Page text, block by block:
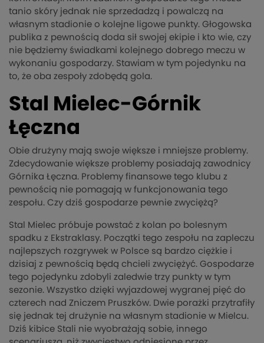
tanio skóry jednak nie sprzedadzą i powalczą na
własnym stadionie o kolejne ligowe punkty. Głogowska
publika z pewnością doda sił swojej ekipie i kto wie, czy
nie będziemy świadkami kolejnego dobrego meczu w
wykonaniu gospodarzy. Stawiam w tym pojedynku na
to, że oba zespoły zdobędą gola.
Stal Mielec-Górnik
Łęczna
Obie drużyny mają swoje większe i mniejsze problemy.
Zdecydowanie większe problemy posiadają zawodnicy
Górnika Łęczna. Problemy finansowe tego klubu z
pewnością nie pomagają w funkcjonowania tego
zespołu. Czy dziś gospodarze pewnie zwyciężą?
Stal Mielec próbuje powstać z kolan po bolesnym
spadku z Ekstraklasy. Początki tego zespołu na zapleczu
najlepszych rozgrywek w Polsce są bardzo ciężkie i
dzisiaj z pewnością będą chcieli zwyciężyć. Gospodarze
tego pojedynku zdobyli zaledwie trzy punkty w tym
sezonie. Wszystko dzięki wyjazdowej wygranej pięć do
czterech nad Zniczem Pruszków. Dwie porażki przytrafiły
się jednak tej drużynie na własnym stadionie w Mielcu.
Dziś kibice Stali nie wyobrażają sobie, innego